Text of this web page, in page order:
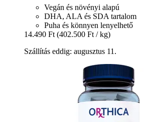
Vegán és növényi alapú
DHA, ALA és SDA tartalom
Puha és könnyen lenyelhető
14.490 Ft (402.500 Ft / kg)
Szállítás eddig: augusztus 11.